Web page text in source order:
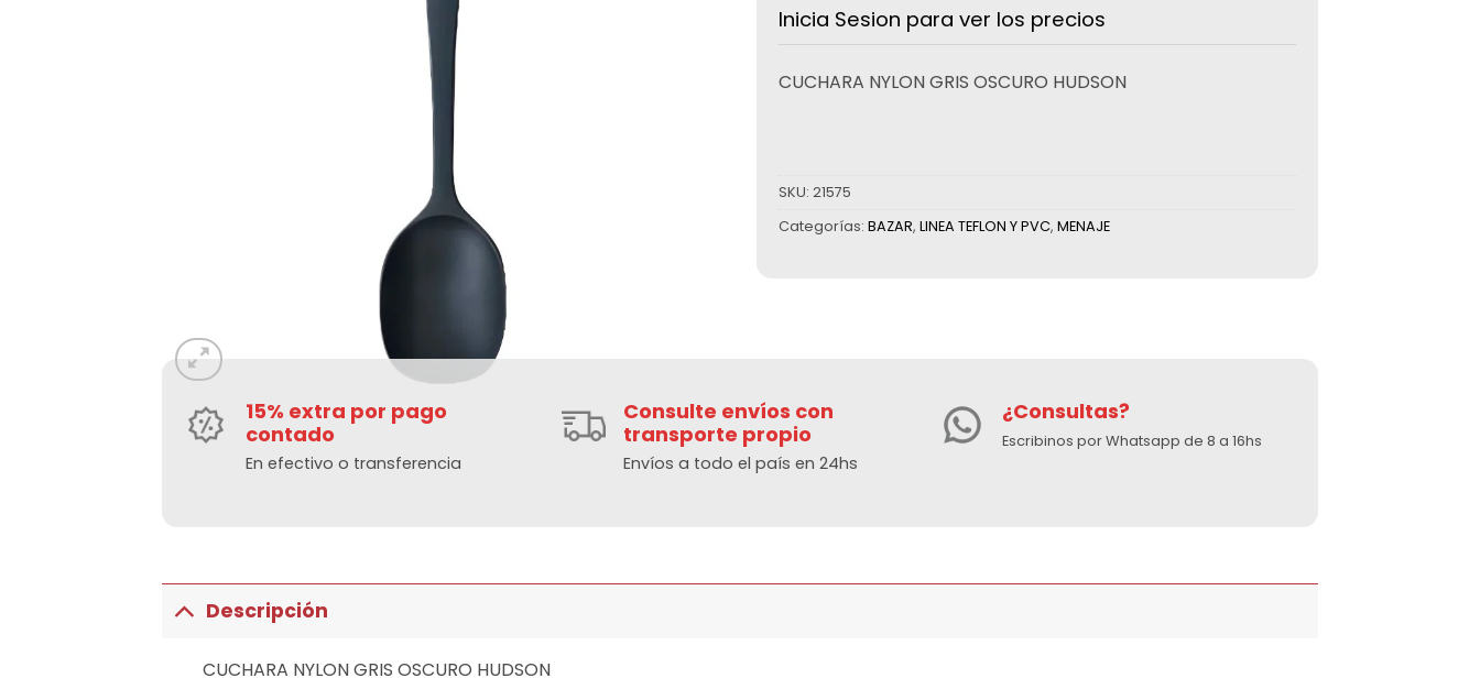
Inicia Sesion para ver los precios
CUCHARA NYLON GRIS OSCURO HUDSON
SKU: 21575
Categorías: BAZAR, LINEA TEFLON Y PVC, MENAJE
15% extra por pago
contado
En efectivo o transferencia
Consulte envíos con
transporte propio
Envíos a todo el país en 24hs
¿Consultas?
Escribinos por Whatsapp de 8 a 16hs
Descripción
CUCHARA NYLON GRIS OSCURO HUDSON